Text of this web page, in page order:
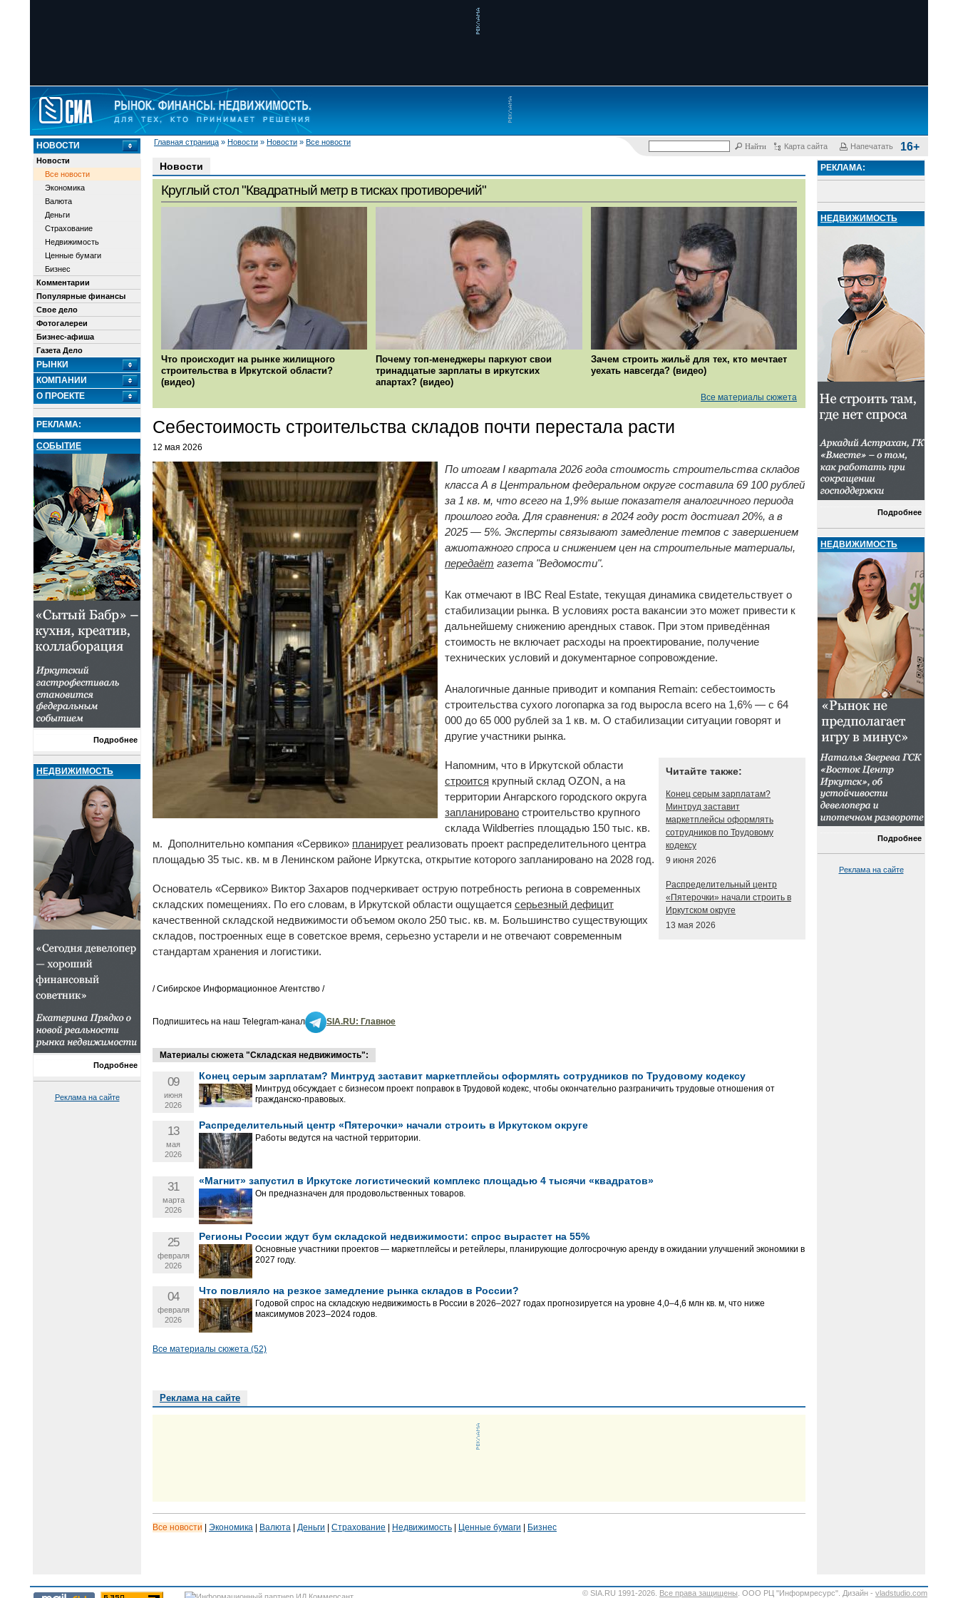
Главная страница » Новости » Новости » Все новости
Карта сайта Напечатать 16+
НОВОСТИ
Новости
Все новости
Экономика
Валюта
Деньги
Страхование
Недвижимость
Ценные бумаги
Бизнес
Комментарии
Популярные финансы
Свое дело
Фотогалереи
Бизнес-афиша
Газета Дело
РЫНКИ
КОМПАНИИ
О ПРОЕКТЕ
РЕКЛАМА:
СОБЫТИЕ
Подробнее
НЕДВИЖИМОСТЬ
Подробнее
Реклама на сайте
Новости
Круглый стол "Квадратный метр в тисках противоречий"
Что происходит на рынке жилищного
строительства в Иркутской области?
(видео)
Почему топ-менеджеры паркуют свои
тринадцатые зарплаты в иркутских
апартах? (видео)
Зачем строить жильё для тех, кто мечтает
уехать навсегда? (видео)
Все материалы сюжета
Себестоимость строительства складов почти перестала расти
12 мая 2026
По итогам I квартала 2026 года стоимость строительства складов
класса А в Центральном федеральном округе составила 69 100 рублей
за 1 кв. м, что всего на 1,9% выше показателя аналогичного периода
прошлого года. Для сравнения: в 2024 году рост достигал 20%, а в
2025 — 5%. Эксперты связывают замедление темпов с завершением
ажиотажного спроса и снижением цен на строительные материалы,
передаёт газета "Ведомости".
Как отмечают в IBC Real Estate, текущая динамика свидетельствует о
стабилизации рынка. В условиях роста вакансии это может привести к
дальнейшему снижению арендных ставок. При этом приведённая
стоимость не включает расходы на проектирование, получение
технических условий и документарное сопровождение.
Аналогичные данные приводит и компания Remain: себестоимость
строительства сухого логопарка за год выросла всего на 1,6% — с 64
000 до 65 000 рублей за 1 кв. м. О стабилизации ситуации говорят и
другие участники рынка.
Читайте также:
Конец серым зарплатам?
Минтруд заставит
маркетплейсы оформлять
сотрудников по Трудовому
кодексу
9 июня 2026
Распределительный центр
«Пятерочки» начали строить в
Иркутском округе
13 мая 2026
Напомним, что в Иркутской области
строится крупный склад OZON, а на
территории Ангарского городского округа
запланировано строительство крупного
склада Wildberries площадью 150 тыс. кв.
м. Дополнительно компания «Сервико» планирует реализовать проект распределительного центра
площадью 35 тыс. кв. м в Ленинском районе Иркутска, открытие которого запланировано на 2028 год.
Основатель «Сервико» Виктор Захаров подчеркивает острую потребность региона в современных
складских помещениях. По его словам, в Иркутской области ощущается серьезный дефицит
качественной складской недвижимости объемом около 250 тыс. кв. м. Большинство существующих
складов, построенных еще в советское время, серьезно устарели и не отвечают современным
стандартам хранения и логистики.
/ Сибирское Информационное Агентство /
Подпишитесь на наш Telegram-канал SIA.RU: Главное
Материалы сюжета "Складская недвижимость":
09
июня
2026
Конец серым зарплатам? Минтруд заставит маркетплейсы оформлять сотрудников по Трудовому кодексу
Минтруд обсуждает с бизнесом проект поправок в Трудовой кодекс, чтобы окончательно разграничить трудовые отношения от
гражданско-правовых.
13
мая
2026
Распределительный центр «Пятерочки» начали строить в Иркутском округе
Работы ведутся на частной территории.
31
марта
2026
«Магнит» запустил в Иркутске логистический комплекс площадью 4 тысячи «квадратов»
Он предназначен для продовольственных товаров.
25
февраля
2026
Регионы России ждут бум складской недвижимости: спрос вырастет на 55%
Основные участники проектов — маркетплейсы и ретейлеры, планирующие долгосрочную аренду в ожидании улучшений экономики в
2027 году.
04
февраля
2026
Что повлияло на резкое замедление рынка складов в России?
Годовой спрос на складскую недвижимость в России в 2026–2027 годах прогнозируется на уровне 4,0–4,6 млн кв. м, что ниже
максимумов 2023–2024 годов.
Все материалы сюжета (52)
Реклама на сайте
Все новости Экономика Валюта Деньги Страхование Недвижимость Ценные бумаги Бизнес
РЕКЛАМА:
НЕДВИЖИМОСТЬ
Подробнее
НЕДВИЖИМОСТЬ
Подробнее
Реклама на сайте
© SIA.RU 1991-2026. Все права защищены . ООО РЦ "Информресурс". Дизайн - vladstudio.com